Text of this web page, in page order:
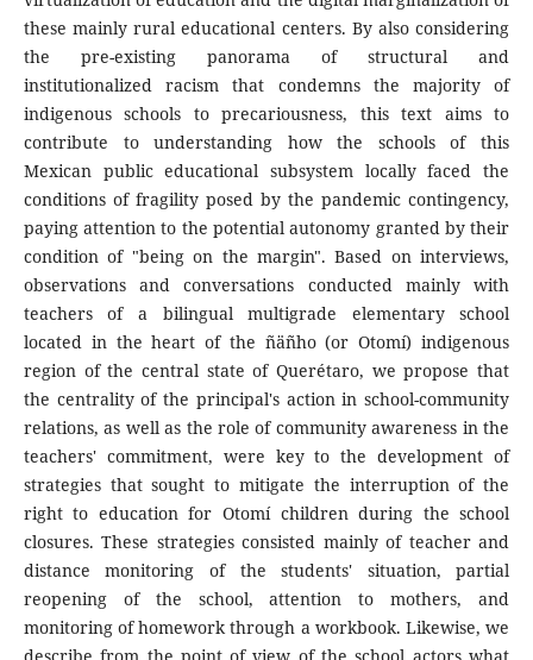
these mainly rural educational centers. By also considering
the pre-existing panorama of structural and
institutionalized racism that condemns the majority of
indigenous schools to precariousness, this text aims to
contribute to understanding how the schools of this
Mexican public educational subsystem locally faced the
conditions of fragility posed by the pandemic contingency,
paying attention to the potential autonomy granted by their
condition of "being on the margin". Based on interviews,
observations and conversations conducted mainly with
teachers of a bilingual multigrade elementary school
located in the heart of the ñäñho (or Otomí) indigenous
region of the central state of Querétaro, we propose that
the centrality of the principal's action in school-community
relations, as well as the role of community awareness in the
teachers' commitment, were key to the development of
strategies that sought to mitigate the interruption of the
right to education for Otomí children during the school
closures. These strategies consisted mainly of teacher and
distance monitoring of the students' situation, partial
reopening of the school, attention to mothers, and
monitoring of homework through a workbook. Likewise, we